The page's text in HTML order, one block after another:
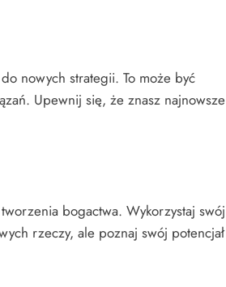
nowych strategii. To może być
Upewnij się, że znasz najnowsze
bogactwa. Wykorzystaj swój
rzeczy, ale poznaj swój potencjał